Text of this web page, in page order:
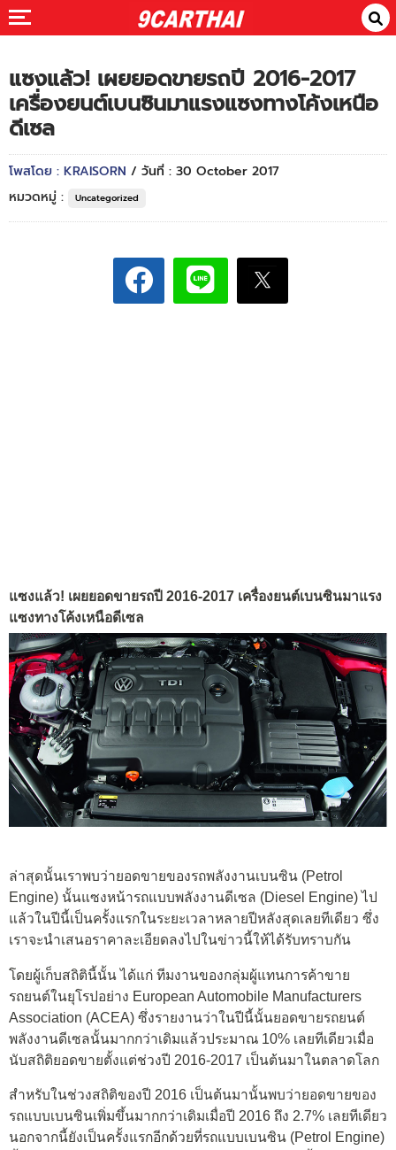
แซงแล้ว! เผยยอดขายรถปี 2016-2017
เครื่องยนต์เบนซินมาแรงแซงทางโค้งเหนือ
ดีเซล
โพสโดย : KRAISORN / วันที่ : 30 October 2017
หมวดหมู่ :
Uncategorized
แซงแล้ว! เผยยอดขายรถปี 2016-2017 เครื่องยนต์เบนซินมาแรง
แซงทางโค้งเหนือดีเซล
ล่าสุดนั้นเราพบว่ายอดขายของรถพลังงานเบนซิน (Petrol
Engine) นั้นแซงหน้ารถแบบพลังงานดีเซล (Diesel Engine) ไป
แล้วในปีนี้เป็นครั้งแรกในระยะเวลาหลายปีหลังสุดเลยทีเดียว ซึ่ง
เราจะนำเสนอราคาละเอียดลงไปในข่าวนี้ให้ได้รับทราบกัน
โดยผู้เก็บสถิตินี้นั้น ได้แก่ ทีมงานของกลุ่มผู้แทนการค้าขาย
รถยนต์ในยุโรปอย่าง European Automobile Manufacturers
Association (ACEA) ซึ่งรายงานว่าในปีนี้นั้นยอดขายรถยนต์
พลังงานดีเซลนั้นมากกว่าเดิมแล้วประมาณ 10% เลยทีเดียวเมื่อ
นับสถิติยอดขายตั้งแต่ช่วงปี 2016-2017 เป็นต้นมาในตลาดโลก
สำหรับในช่วงสถิติของปี 2016 เป็นต้นมานั้นพบว่ายอดขายของ
รถแบบเบนซินเพิ่มขึ้นมากกว่าเดิมเมื่อปี 2016 ถึง 2.7% เลยทีเดียว
นอกจากนี้ยังเป็นครั้งแรกอีกด้วยที่รถแบบเบนซิน (Petrol Engine)